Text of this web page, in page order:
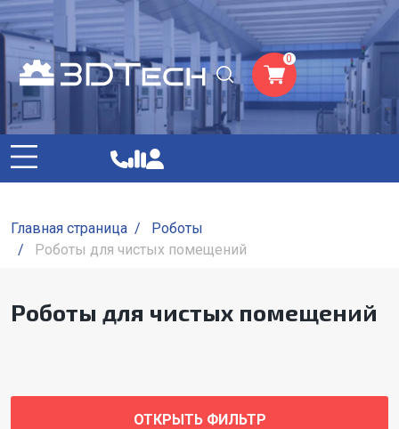
0
Главная страница /
Роботы
/
Роботы для чистых помещений
Роботы для чистых помещений
ОТКРЫТЬ ФИЛЬТР